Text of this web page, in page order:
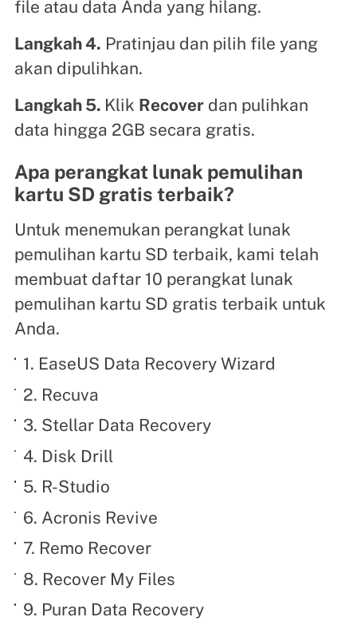
file atau data Anda yang hilang.
Langkah 4. Pratinjau dan pilih file yang
akan dipulihkan.
Langkah 5. Klik Recoverdan pulihkan
data hingga 2GB secara gratis.
Apa perangkat lunak pemulihan
kartu SD gratis terbaik?
Untuk menemukan perangkat lunak
pemulihan kartu SD terbaik, kami telah
membuat daftar 10 perangkat lunak
pemulihan kartu SD gratis terbaik untuk
Anda.
1. EaseUS Data Recovery Wizard
2. Recuva
3. Stellar Data Recovery
4. Disk Drill
5. R-Studio
6. Acronis Revive
7. Remo Recover
8. Recover My Files
9. Puran Data Recovery